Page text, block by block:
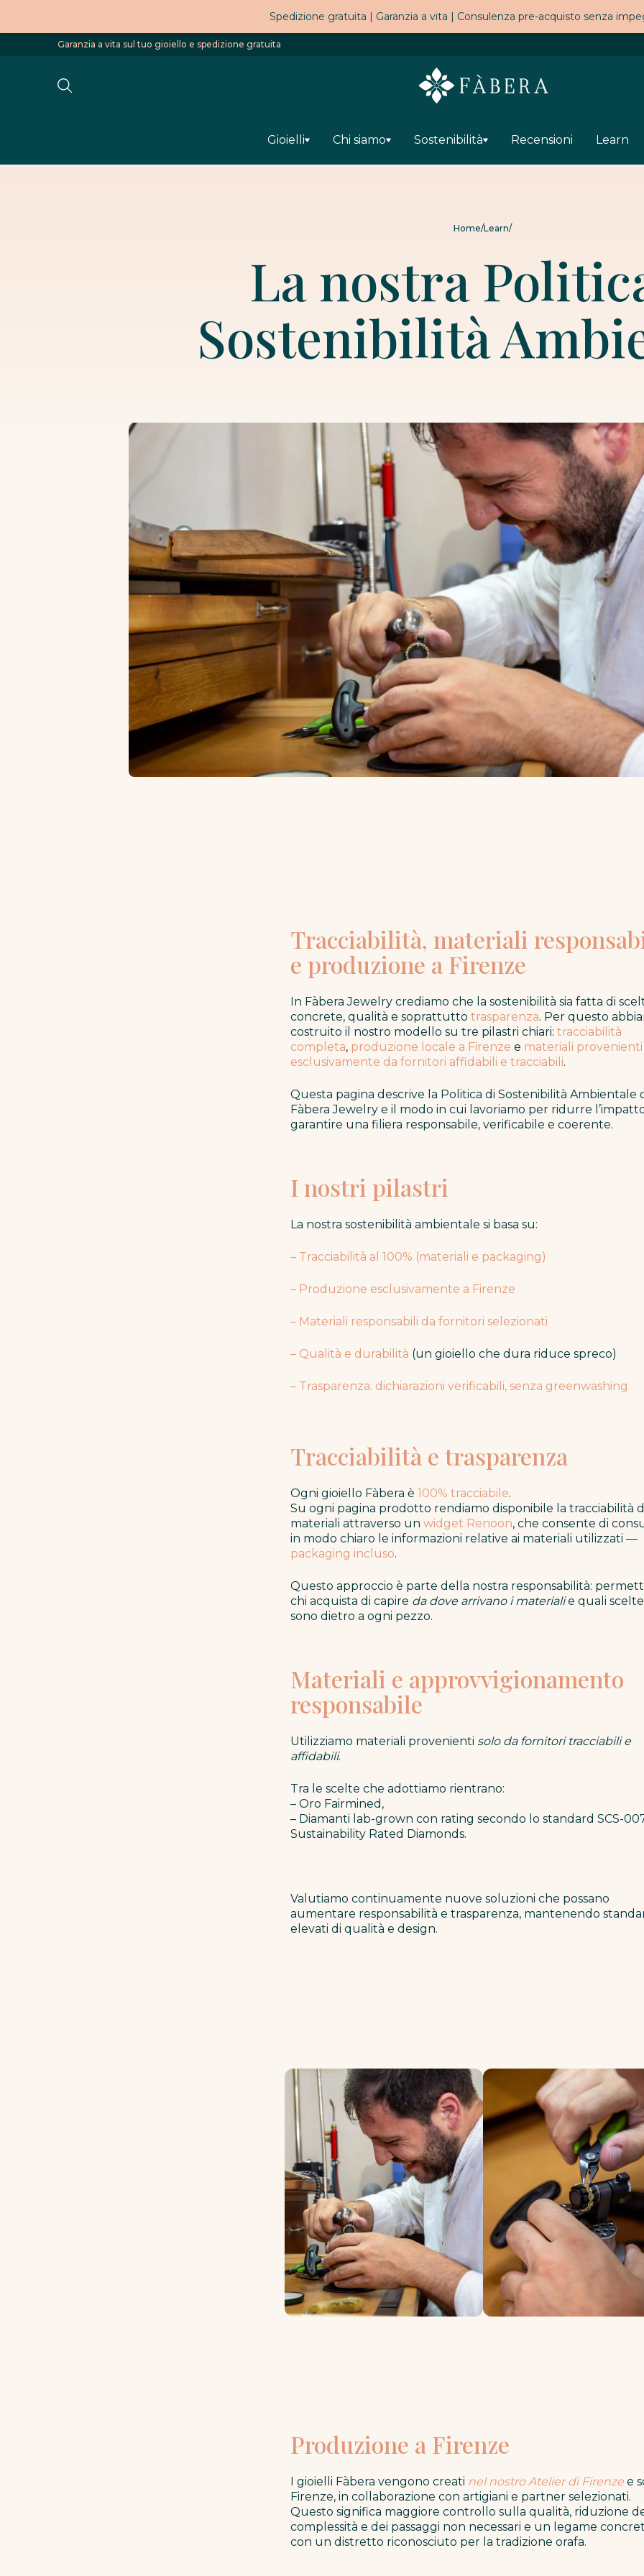
Spedizione gratuita | Garanzia a vita | Consulenza pre-acquisto senza
Garanzia a vita sul tuo gioiello e spedizione gratuita
Gioielli Chi siamo Sostenibilità Recensioni Learn
Home/Learn/
La nostra
Sostenibilità
Tracciabilità, materiali
e produzione a Firenze
In Fàbera Jewelry crediamo che la sostenibilità sia fatta di
concrete, qualità e soprattuttotrasparenza. Per questo
costruito il nostro modello su tre pilastri chiari:tracciabilità
completa, produzione locale a Firenze e materiali provenienti
esclusivamente da fornitori affidabili e tracciabili.
Questa pagina descrive la Politica di Sostenibilità Ambientale
Fàbera Jewelry e il modo in cui lavoriamo per ridurre
garantire una filiera responsabile, verificabile e coerente.
I nostri pilastri
La nostra sostenibilità ambientale si basa su:
– Tracciabilità al 100% (materiali e packaging)
– Produzione esclusivamente a Firenze
– Materiali responsabili da fornitori selezionati
– Qualità e durabilità (un gioiello che dura riduce spreco)
– Trasparenza: dichiarazioni verificabili, senza greenwashing
Tracciabilità e trasparenza
Ogni gioiello Fàbera è100% tracciabile.
Su ogni pagina prodotto rendiamo disponibile la tracciabilità
materiali attraverso unwidget Renoon, che consente di
in modo chiaro le informazioni relative ai materiali utilizzati —
packaging incluso.
Questo approccio è parte della nostra responsabilità:
chi acquista di capire da dove arrivano i materialie quali
sono dietro a ogni pezzo.
Materiali e approvvigionamento
responsabile
Utilizziamo materiali provenienti solo da fornitori tracciabili e
affidabili.
Tra le scelte che adottiamo rientrano:
– Oro Fairmined,
– Diamanti lab-grown con rating secondo lo standard SCS-
Sustainability Rated Diamonds.
Valutiamo continuamente nuove soluzioni che possano
aumentare responsabilità e trasparenza, mantenendo
elevati di qualità e design.
Produzione a Firenze
I gioielli Fàbera vengono creati nel nostro Atelier di Firenzee
Firenze, in collaborazione con artigiani e partner selezionati.
Questo significa maggiore controllo sulla qualità, riduzione
complessità e dei passaggi non necessari e un legame
con un distretto riconosciuto per la tradizione orafa.